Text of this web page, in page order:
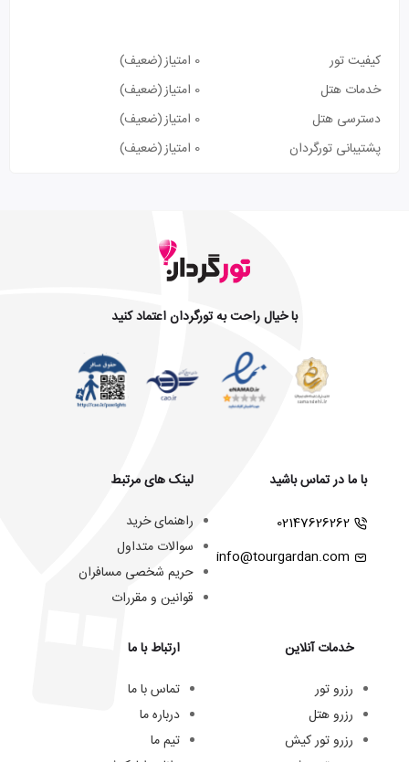
کیفیت تور 0 امتیاز
(ضعیف)
خدمات هتل
0 امتیاز
(ضعیف)
دسترسی هتل
0 امتیاز
(ضعیف)
پشتیبانی تورگردان
0 امتیاز (ضعیف)
با خیال راحت به تورگردان اعتماد کنید
با ما در تماس باشید
02147626262
info@tourgardan.com
خدمات آنلاین
رزرو تور
رزرو هتل
رزرو تور کیش
لینک های مرتبط
راهنمای خرید
سوالات متداول
حریم شخصی مسافران
قوانین و مقررات
ارتباط با ما
تماس با ما
درباره ما
تیم ما